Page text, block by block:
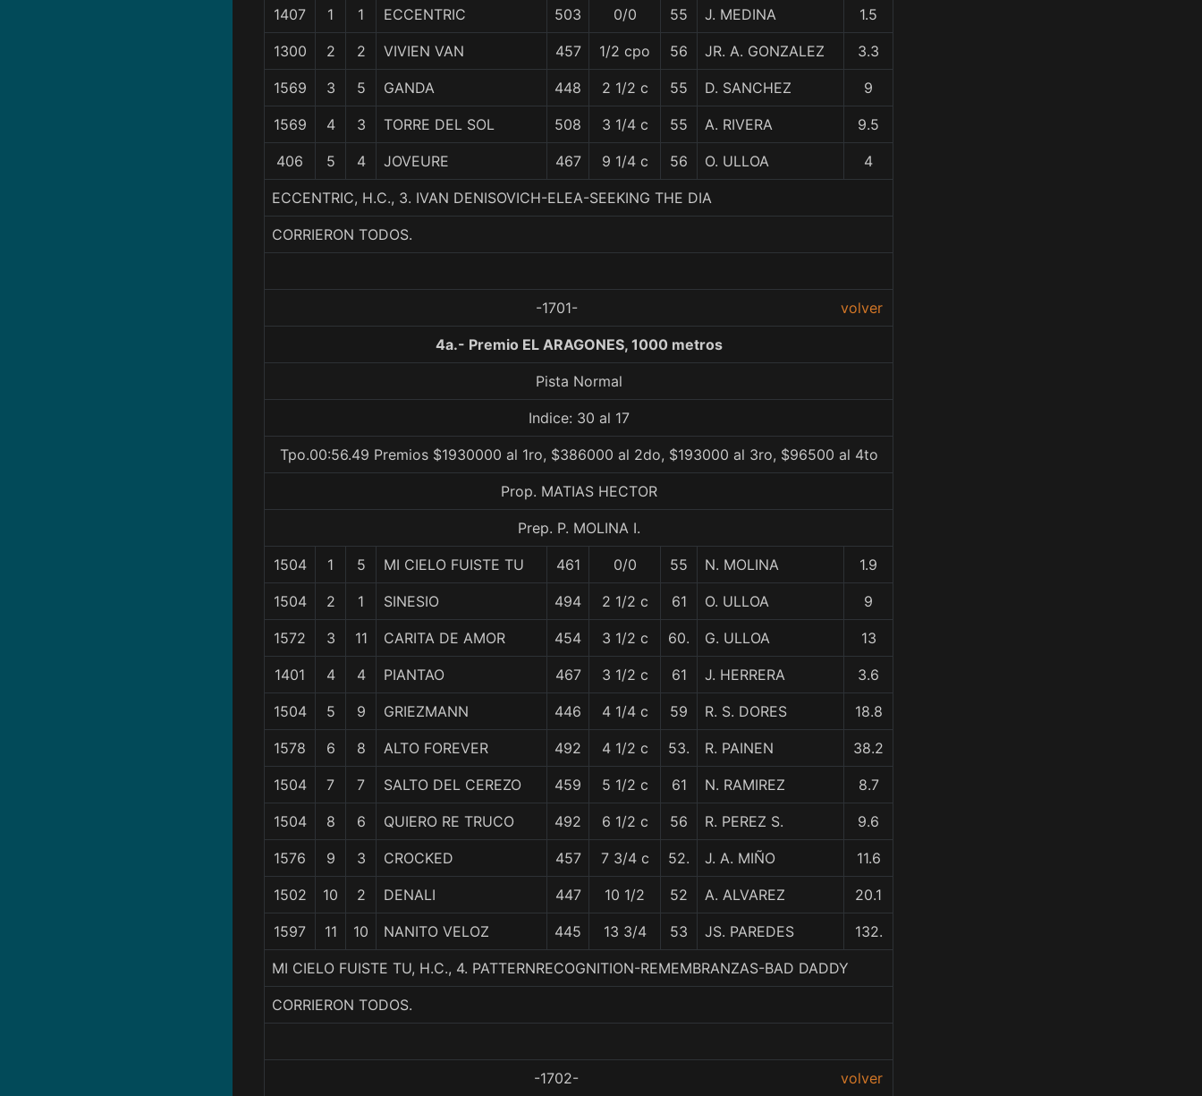
1407 1 1 ECCENTRIC 503 0/0 55 J. MEDINA 1.5
1300 2 2 VIVIEN VAN 457 1/2 cpo 56 JR. A. GONZALEZ 3.3
1569 3 5 GANDA 448 2 1/2 c 55 D. SANCHEZ 9
1569 4 3 TORRE DEL SOL 508 3 1/4 c 55 A. RIVERA 9.5
406 5 4 JOVEURE 467 9 1/4 c 56 O. ULLOA 4
ECCENTRIC, H.C., 3. IVAN DENISOVICH-ELEA-SEEKING THE DIA
CORRIERON TODOS.
-1701- volver
4a.- Premio EL ARAGONES, 1000 metros
Pista Normal
Indice: 30 al 17
Tpo.00:56.49 Premios $1930000 al 1ro, $386000 al 2do, $193000 al 3ro, $96500 al 4to
Prop. MATIAS HECTOR
Prep. P. MOLINA I.
1504 1 5 MI CIELO FUISTE TU 461 0/0 55 N. MOLINA 1.9
1504 2 1 SINESIO 494 2 1/2 c 61 O. ULLOA 9
1572 3 11 CARITA DE AMOR 454 3 1/2 c 60. G. ULLOA 13
1401 4 4 PIANTAO 467 3 1/2 c 61 J. HERRERA 3.6
1504 5 9 GRIEZMANN 446 4 1/4 c 59 R. S. DORES 18.8
1578 6 8 ALTO FOREVER 492 4 1/2 c 53. R. PAINEN 38.2
1504 7 7 SALTO DEL CEREZO 459 5 1/2 c 61 N. RAMIREZ 8.7
1504 8 6 QUIERO RE TRUCO 492 6 1/2 c 56 R. PEREZ S. 9.6
1576 9 3 CROCKED 457 7 3/4 c 52. J. A. MIÑO 11.6
1502 10 2 DENALI 447 10 1/2 52 A. ALVAREZ 20.1
1597 11 10 NANITO VELOZ 445 13 3/4 53 JS. PAREDES 132.
MI CIELO FUISTE TU, H.C., 4. PATTERNRECOGNITION-REMEMBRANZAS-BAD DADDY
CORRIERON TODOS.
-1702- volver